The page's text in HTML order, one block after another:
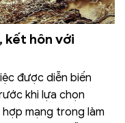
kết hôn với
được diễn biến
khi lựa chọn
mạng trong làm